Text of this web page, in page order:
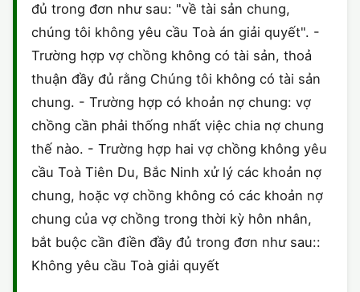
đủ trong đơn như sau: "về tài sản chung,
chúng tôi không yêu cầu Toà án giải quyết". -
Trường hợp vợ chồng không có tài sản, thoả
thuận đầy đủ rằng Chúng tôi không có tài sản
chung. - Trường hợp có khoản nợ chung: vợ
chồng cần phải thống nhất việc chia nợ chung
thế nào. - Trường hợp hai vợ chồng không yêu
cầu Toà Tiên Du, Bắc Ninh xử lý các khoản nợ
chung, hoặc vợ chồng không có các khoản nợ
chung của vợ chồng trong thời kỳ hôn nhân,
bắt buộc cần điền đầy đủ trong đơn như sau::
Không yêu cầu Toà giải quyết